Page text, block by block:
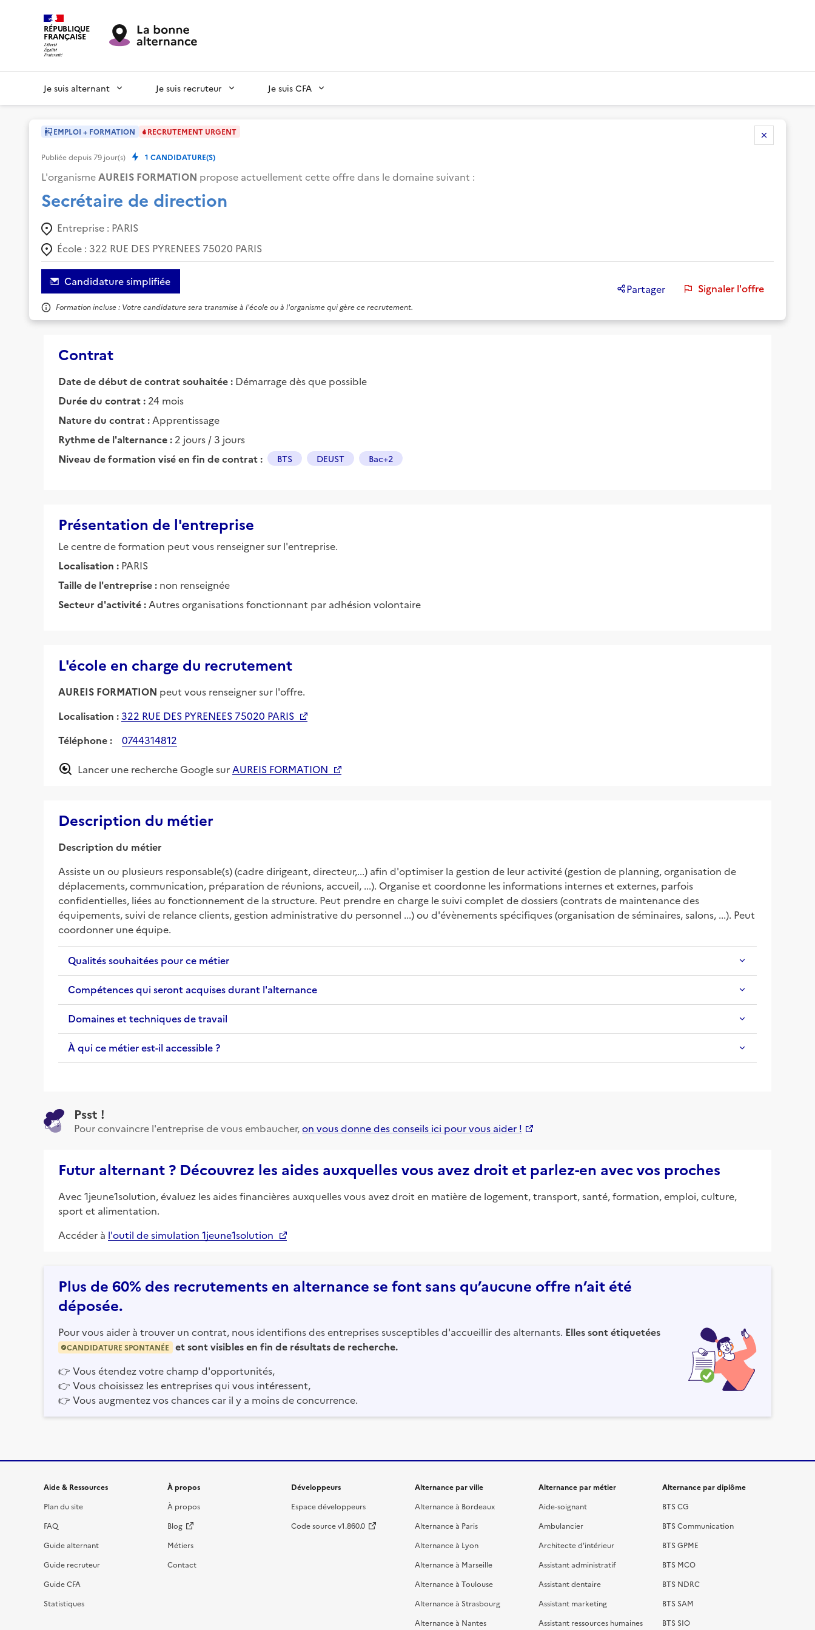
RÉPUBLIQUE
FRANÇAISE
Je suis alternant Je suis recruteur Je suis CFA
EMPLOI + FORMATION RECRUTEMENT URGENT
Publiée depuis79 jour(s) 1 CANDIDATURE(S)
L'organismeAUREIS FORMATION propose actuellement cette offre dans le domaine suivant :
Secrétaire de direction
Entreprise : PARIS
École : 322 RUE DES PYRENEES 75020 PARIS
Candidature simplifiée
Formation incluse : Votre candidature sera transmise à l'école ou à l'organisme qui gère ce recrutement.
Partager Signaler l'offre
Contrat
Date de début de contrat souhaitée : Démarrage dès que possible
Durée du contrat : 24 mois
Nature du contrat : Apprentissage
Rythme de l'alternance : 2 jours / 3 jours
Niveau de formation visé en fin de contrat :
BTS DEUST Bac+2
Présentation de l'entreprise
Le centre de formation peut vous renseigner sur l'entreprise.
Localisation : PARIS
Taille de l'entreprise : non renseignée
Secteur d'activité : Autres organisations fonctionnant par adhésion volontaire
L'école en charge du recrutement
AUREIS FORMATION peut vous renseigner sur l'offre.
Localisation :322 RUE DES PYRENEES 75020 PARIS
Téléphone :
0744314812
Lancer une recherche Google sur AUREIS FORMATION
Description du métier
Description du métier
Assiste un ou plusieurs responsable(s) (cadre dirigeant, directeur,...) afin d'optimiser la gestion de leur activité (gestion de planning, organisation de
déplacements, communication, préparation de réunions, accueil, ...). Organise et coordonne les informations internes et externes, parfois
confidentielles, liées au fonctionnement de la structure. Peut prendre en charge le suivi complet de dossiers (contrats de maintenance des
équipements, suivi de relance clients, gestion administrative du personnel ...) ou d'évènements spécifiques (organisation de séminaires, salons, ...). Peut
coordonner une équipe.
Qualités souhaitées pour ce métier
Compétences qui seront acquises durant l'alternance
Domaines et techniques de travail
À qui ce métier est-il accessible ?
Psst !
Pour convaincre l'entreprise de vous embaucher,on vous donne des conseils ici pour vous aider !
Futur alternant ? Découvrez les aides auxquelles vous avez droit et parlez-en avec vos proches
Avec 1jeune1solution, évaluez les aides financières auxquelles vous avez droit en matière de logement, transport, santé, formation, emploi, culture,
sport et alimentation.
Accéder à l'outil de simulation 1jeune1solution
Plus de 60% des recrutements en alternance se font sans qu’aucune offre n’ait été
déposée.
Pour vous aider à trouver un contrat, nous identifions des entreprises susceptibles d'accueillir des alternants. Elles sont étiquetées
CANDIDATURE SPONTANÉE
et sont visibles en fin de résultats de recherche.
👉 Vous étendez votre champ d'opportunités,
👉 Vous choisissez les entreprises qui vous intéressent,
👉 Vous augmentez vos chances car il y a moins de concurrence.
Informations et liens du site
Aide & Ressources
Plan du site
FAQ
Guide alternant
Guide recruteur
Guide CFA
Statistiques
À propos
À propos
Blog
Métiers
Contact
Développeurs
Espace développeurs
Code source v1.860.0
Alternance par ville
Alternance à Bordeaux
Alternance à Paris
Alternance à Lyon
Alternance à Marseille
Alternance à Toulouse
Alternance à Strasbourg
Alternance à Nantes
Alternance par métier
Aide-soignant
Ambulancier
Architecte d'intérieur
Assistant administratif
Assistant dentaire
Assistant marketing
Assistant ressources humaines
Alternance par diplôme
BTS CG
BTS Communication
BTS GPME
BTS MCO
BTS NDRC
BTS SAM
BTS SIO